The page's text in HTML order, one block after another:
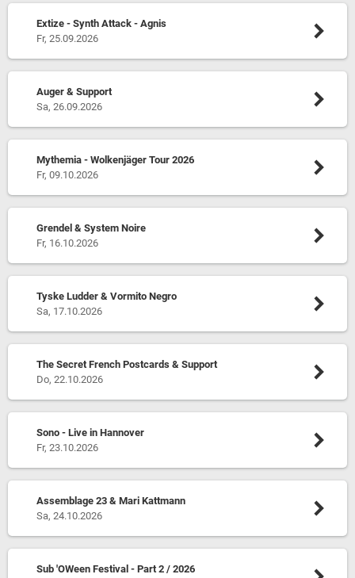
Extize - Synth Attack - Agnis
Fr, 25.09.2026
Auger & Support
Sa, 26.09.2026
Mythemia - Wolkenjäger Tour 2026
Fr, 09.10.2026
Grendel & System Noire
Fr, 16.10.2026
Tyske Ludder & Vormito Negro
Sa, 17.10.2026
The Secret French Postcards & Support
Do, 22.10.2026
Sono - Live in Hannover
Fr, 23.10.2026
Assemblage 23 & Mari Kattmann
Sa, 24.10.2026
Sub 'OWeen Festival - Part 2 / 2026